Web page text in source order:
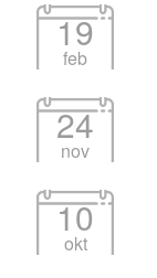
19
feb
24
nov
10
okt